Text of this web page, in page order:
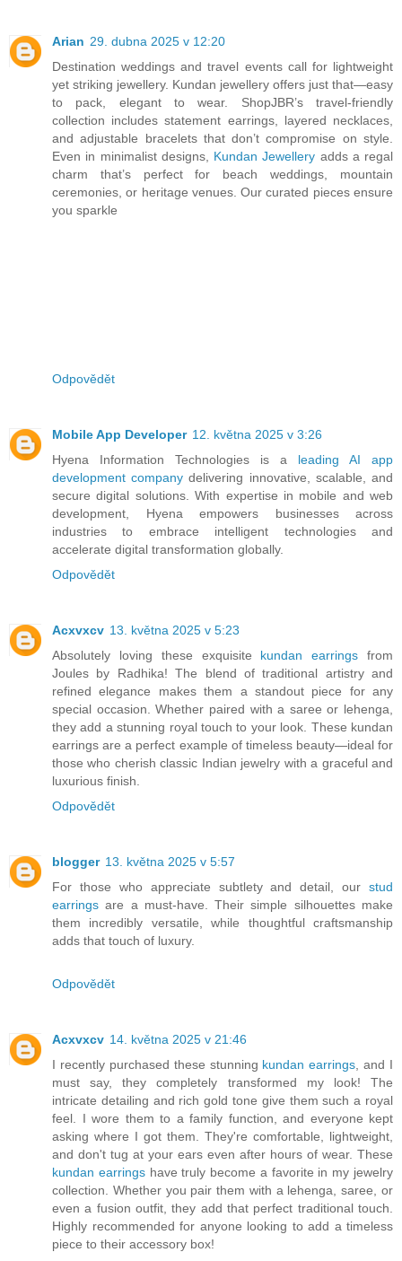
Arian 29. dubna 2025 v 12:20
Destination weddings and travel events call for lightweight
yet striking jewellery. Kundan jewellery offers just that—easy
to pack, elegant to wear. ShopJBR’s travel-friendly
collection includes statement earrings, layered necklaces,
and adjustable bracelets that don’t compromise on style.
Even in minimalist designs, Kundan Jewellery adds a regal
charm that’s perfect for beach weddings, mountain
ceremonies, or heritage venues. Our curated pieces ensure
you sparkle
Odpovědět
Mobile App Developer 12. května 2025 v 3:26
Hyena Information Technologies is a leading AI app
development company delivering innovative, scalable, and
secure digital solutions. With expertise in mobile and web
development, Hyena empowers businesses across
industries to embrace intelligent technologies and
accelerate digital transformation globally.
Odpovědět
Acxvxcv 13. května 2025 v 5:23
Absolutely loving these exquisite kundan earrings from
Joules by Radhika! The blend of traditional artistry and
refined elegance makes them a standout piece for any
special occasion. Whether paired with a saree or lehenga,
they add a stunning royal touch to your look. These kundan
earrings are a perfect example of timeless beauty—ideal for
those who cherish classic Indian jewelry with a graceful and
luxurious finish.
Odpovědět
blogger 13. května 2025 v 5:57
For those who appreciate subtlety and detail, our stud
earrings are a must-have. Their simple silhouettes make
them incredibly versatile, while thoughtful craftsmanship
adds that touch of luxury.
Odpovědět
Acxvxcv 14. května 2025 v 21:46
I recently purchased these stunning kundan earrings, and I
must say, they completely transformed my look! The
intricate detailing and rich gold tone give them such a royal
feel. I wore them to a family function, and everyone kept
asking where I got them. They're comfortable, lightweight,
and don't tug at your ears even after hours of wear. These
kundan earringshave truly become a favorite in my jewelry
collection. Whether you pair them with a lehenga, saree, or
even a fusion outfit, they add that perfect traditional touch.
Highly recommended for anyone looking to add a timeless
piece to their accessory box!